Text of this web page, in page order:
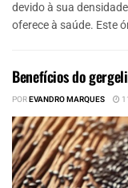
devido à sua
oferece à saúde. Este
Benefícios do
POREVANDRO MARQUES